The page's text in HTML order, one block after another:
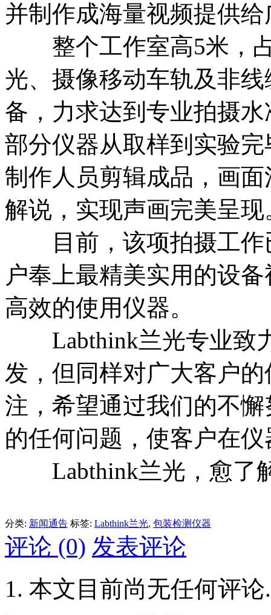
并制作成海量视频提供
整个工作室高5米，占
光、摄像移动车轨及非
备，力求达到专业拍摄
部分仪器从取样到实验
制作人员剪辑成品，画
解说，实现声画完美呈现
目前，该项拍摄工作
户奉上最精美实用的设
高效的使用仪器。
Labthink兰光专业致
发，但同样对广大客户
注，希望通过我们的不
的任何问题，使客户在
Labthink兰光，愈了
分类: 新闻通告 标签: Labthink兰光, 包装检测仪器
评论 (0) 发表评论
本文目前尚无任何评论.